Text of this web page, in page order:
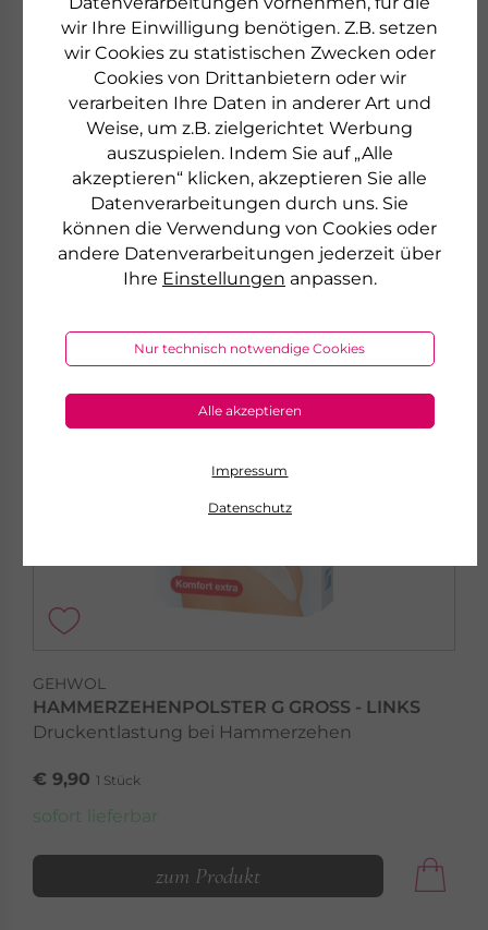
wir Ihre Einwilligung benötigen. Z.B. setzen
wir Cookies zu statistischen Zwecken oder
Cookies von Drittanbietern oder wir
verarbeiten Ihre Daten in anderer Art und
Weise, um z.B. zielgerichtet Werbung
auszuspielen. Indem Sie auf „Alle
akzeptieren“ klicken, akzeptieren Sie alle
Datenverarbeitungen durch uns. Sie
können die Verwendung von Cookies oder
andere Datenverarbeitungen jederzeit über
Ihre Einstellungen anpassen.
Nur technisch notwendige Cookies
Alle akzeptieren
Impressum
Datenschutz
1 Stück
sofort lieferbar
zum Produkt
GEHWOL
HAMMERZEHENPOLSTER G GROSS - LINKS
Druckentlastung bei Hammerzehen
€ 9,90 1 Stück
sofort lieferbar
zum Produkt